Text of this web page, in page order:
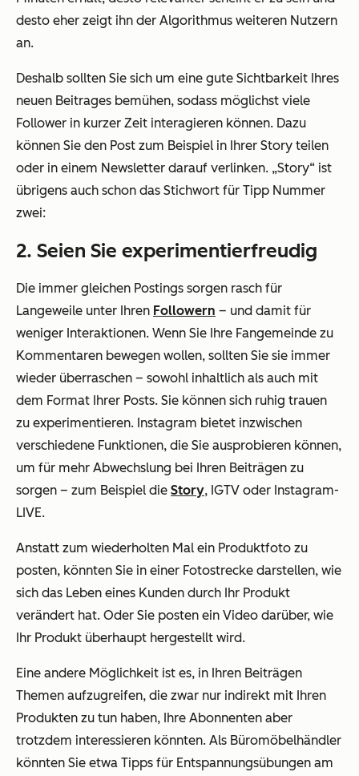
desto eher zeigt ihn der Algorithmus weiteren Nutzern
an.
Deshalb sollten Sie sich um eine gute Sichtbarkeit Ihres
neuen Beitrages bemühen, sodass möglichst viele
Follower in kurzer Zeit interagieren können. Dazu
können Sie den Post zum Beispiel in Ihrer Story teilen
oder in einem Newsletter darauf verlinken. „Story“ ist
übrigens auch schon das Stichwort für Tipp Nummer
zwei:
2. Seien Sie experimentierfreudig
Die immer gleichen Postings sorgen rasch für
Langeweile unter Ihren Followern – und damit für
weniger Interaktionen. Wenn Sie Ihre Fangemeinde zu
Kommentaren bewegen wollen, sollten Sie sie immer
wieder überraschen – sowohl inhaltlich als auch mit
dem Format Ihrer Posts. Sie können sich ruhig trauen
zu experimentieren. Instagram bietet inzwischen
verschiedene Funktionen, die Sie ausprobieren können,
um für mehr Abwechslung bei Ihren Beiträgen zu
sorgen – zum Beispiel die Story, IGTV oder Instagram-
LIVE.
Anstatt zum wiederholten Mal ein Produktfoto zu
posten, könnten Sie in einer Fotostrecke darstellen, wie
sich das Leben eines Kunden durch Ihr Produkt
verändert hat. Oder Sie posten ein Video darüber, wie
Ihr Produkt überhaupt hergestellt wird.
Eine andere Möglichkeit ist es, in Ihren Beiträgen
Themen aufzugreifen, die zwar nur indirekt mit Ihren
Produkten zu tun haben, Ihre Abonnenten aber
trotzdem interessieren könnten. Als Büromöbelhändler
könnten Sie etwa Tipps für Entspannungsübungen am